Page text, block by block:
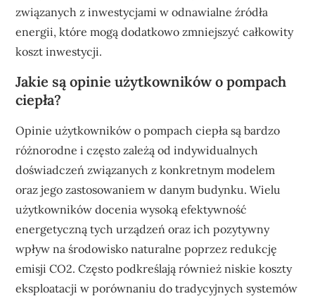
związanych z inwestycjami w odnawialne źródła
energii, które mogą dodatkowo zmniejszyć całkowity
koszt inwestycji.
Jakie są opinie użytkowników o pompach
ciepła?
Opinie użytkowników o pompach ciepła są bardzo
różnorodne i często zależą od indywidualnych
doświadczeń związanych z konkretnym modelem
oraz jego zastosowaniem w danym budynku. Wielu
użytkowników docenia wysoką efektywność
energetyczną tych urządzeń oraz ich pozytywny
wpływ na środowisko naturalne poprzez redukcję
emisji CO2. Często podkreślają również niskie koszty
eksploatacji w porównaniu do tradycyjnych systemów